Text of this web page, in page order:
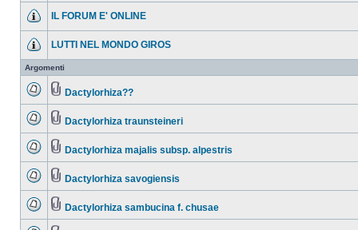
IL FORUM E' ONLINE
LUTTI NEL MONDO GIROS
Argomenti
Dactylorhiza??
Dactylorhiza traunsteineri
Dactylorhiza majalis subsp. alpestris
Dactylorhiza savogiensis
Dactylorhiza sambucina f. chusae